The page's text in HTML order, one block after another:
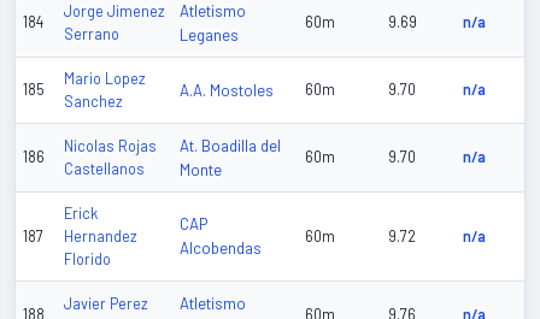
184
Jorge Jimenez
Serrano
Atletismo
Leganes
60m 9.69 n/a
185
Mario Lopez
Sanchez
A.A. Mostoles 60m 9.70 n/a
186
Nicolas Rojas
Castellanos
At. Boadilla del
Monte
60m 9.70 n/a
187
Erick
Hernandez
Florido
CAP
Alcobendas
60m 9.72 n/a
188
Javier Perez
Atletismo
60m 9.76 n/a